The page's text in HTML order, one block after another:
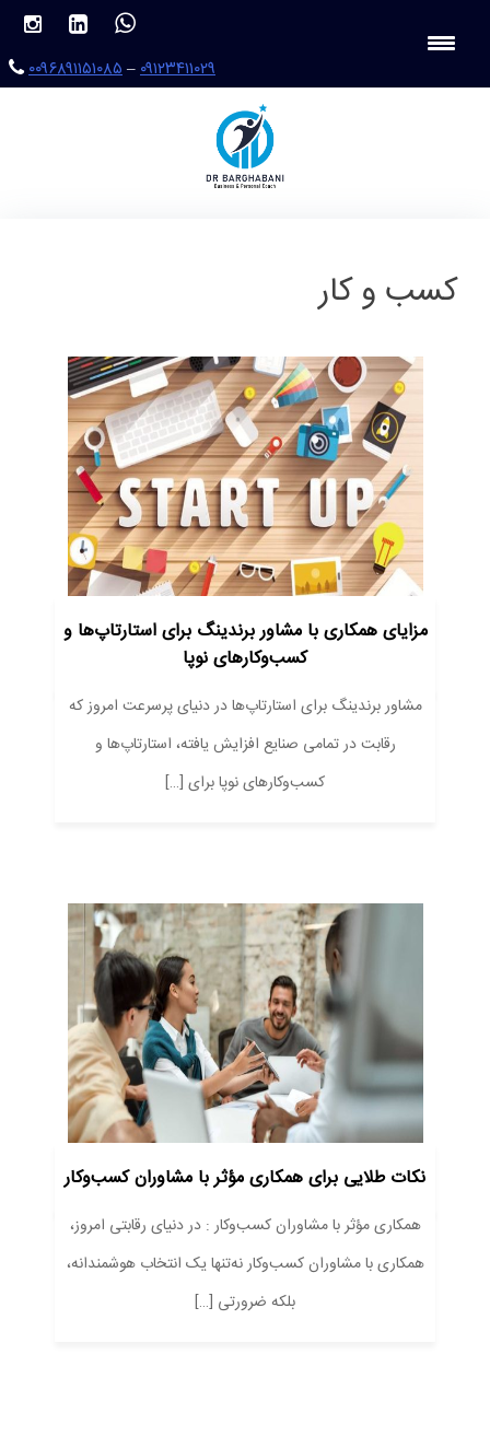
۰۰۹۶۸۹۱۱۵۱۰۸۵–۰۹۱۲۳۴۱۱۰۲۹
کسب و کار
مزایای همکاری با مشاور برندینگ برای استارتاپ‌ها و
کسب‌وکارهای نوپا
مشاور برندینگ برای استارتاپ‌ها در دنیای پرسرعت امروز که
رقابت در تمامی صنایع افزایش یافته، استارتاپ‌ها و
کسب‌وکارهای نوپا برای […]
نکات طلایی برای همکاری مؤثر با مشاوران کسب‌وکار
همکاری مؤثر با مشاوران کسب‌وکار : در دنیای رقابتی امروز،
همکاری با مشاوران کسب‌وکار نه‌تنها یک انتخاب هوشمندانه،
بلکه ضرورتی […]